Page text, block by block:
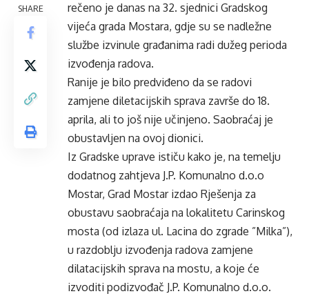
SHARE
rečeno je danas na 32. sjednici Gradskog
vijeća grada Mostara, gdje su se nadležne
službe izvinule građanima radi dužeg perioda
izvođenja radova.
Ranije je bilo predviđeno da se radovi
zamjene diletacijskih sprava završe do 18.
aprila, ali to još nije učinjeno. Saobraćaj je
obustavljen na ovoj dionici.
Iz Gradske uprave ističu kako je, na temelju
dodatnog zahtjeva J.P. Komunalno d.o.o
Mostar, Grad Mostar izdao Rješenja za
obustavu saobraćaja na lokalitetu Carinskog
mosta (od izlaza ul. Lacina do zgrade ”Milka”),
u razdoblju izvođenja radova zamjene
dilatacijskih sprava na mostu, a koje će
izvoditi podizvođač J.P. Komunalno d.o.o.